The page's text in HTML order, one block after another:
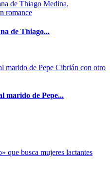
de Thiago...
marido de Pepe...